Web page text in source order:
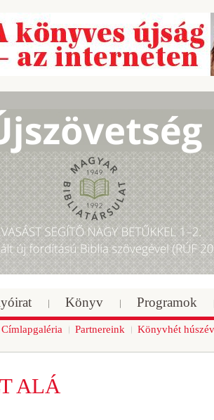
Könyv Programok
Címlapgaléria Partnereink Könyvhét
ALÁ